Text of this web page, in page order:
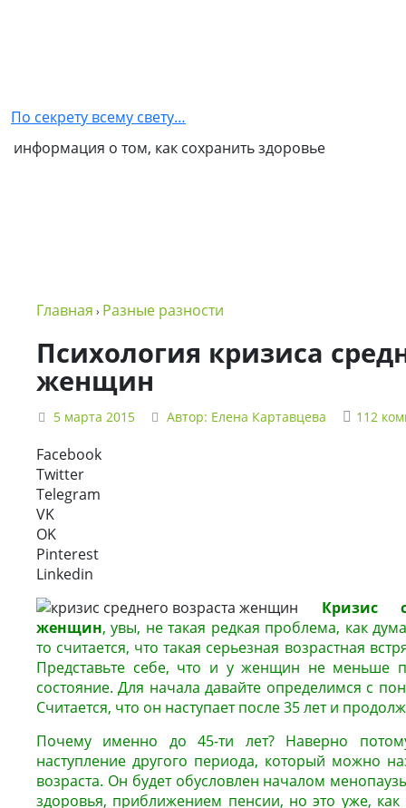
партнером
NSP
в
NSP
Политика
По секрету всему свету…
информация о том, как сохранить здоровье
Главная › Разные разности
Психология кризиса
женщин
5 марта 2015 Автор: Елена Картавцева 112
Facebook
Twitter
Telegram
VK
OK
Pinterest
Linkedin
Кризис
женщин, увы, не такая редкая проблема, как
то считается, что такая серьезная возрастная
Представьте себе, что и у женщин не меньше
состояние. Для начала давайте определимся с
Считается, что он наступает после 35 лет и
Почему именно до 45-ти лет? Наверно
наступление другого периода, который можно
возраста. Он будет обусловлен началом
здоровья, приближением пенсии, но это уже, как